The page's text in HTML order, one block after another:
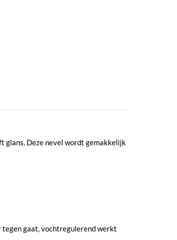
glans. Deze nevel wordt gemakkelijk
gaat, vochtregulerend werkt